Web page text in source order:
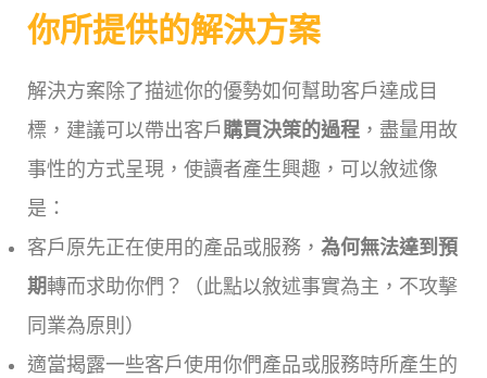
你所提供的解決方案
解決方案除了描述你的優勢如何幫助客戶達成目
標，建議可以帶出客戶 購買決策的過程 ，盡量用故
事性的方式呈現，使讀者產生興趣，可以敘述像
是：
客戶原先正在使用的產品或服務， 為何無法達到預
期轉而求助你們？（此點以敘述事實為主，不攻擊
同業為原則）
適當揭露一些客戶使用你們產品或服務時所產生的